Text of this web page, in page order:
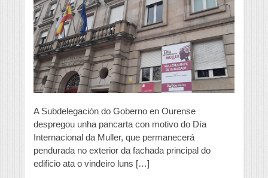
Internacional
da
Muller
visible
na
Subdelegación
do
Goberno
A Subdelegación do Goberno en Ourense
despregou unha pancarta con motivo do Día
Internacional da Muller, que permanecerá
pendurada no exterior da fachada principal do
edificio ata o vindeiro luns […]